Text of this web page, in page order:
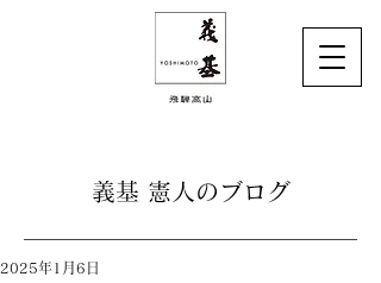
義基 憲人のブログ
2025年1月6日